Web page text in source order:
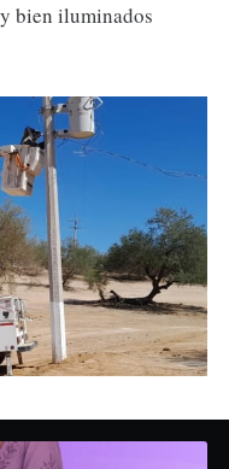
bien iluminados